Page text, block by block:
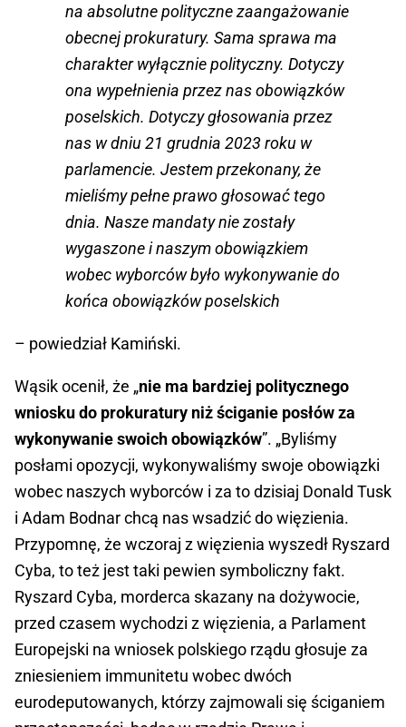
na absolutne polityczne zaangażowanie
obecnej prokuratury. Sama sprawa ma
charakter wyłącznie polityczny. Dotyczy
ona wypełnienia przez nas obowiązków
poselskich. Dotyczy głosowania przez
nas w dniu 21 grudnia 2023 roku w
parlamencie. Jestem przekonany, że
mieliśmy pełne prawo głosować tego
dnia. Nasze mandaty nie zostały
wygaszone i naszym obowiązkiem
wobec wyborców było wykonywanie do
końca obowiązków poselskich
– powiedział Kamiński.
Wąsik ocenił, że „nie ma bardziej politycznego
wniosku do prokuratury niż ściganie posłów za
wykonywanie swoich obowiązków”. „Byliśmy
posłami opozycji, wykonywaliśmy swoje obowiązki
wobec naszych wyborców i za to dzisiaj Donald Tusk
i Adam Bodnar chcą nas wsadzić do więzienia.
Przypomnę, że wczoraj z więzienia wyszedł Ryszard
Cyba, to też jest taki pewien symboliczny fakt.
Ryszard Cyba, morderca skazany na dożywocie,
przed czasem wychodzi z więzienia, a Parlament
Europejski na wniosek polskiego rządu głosuje za
zniesieniem immunitetu wobec dwóch
eurodeputowanych, którzy zajmowali się ściganiem